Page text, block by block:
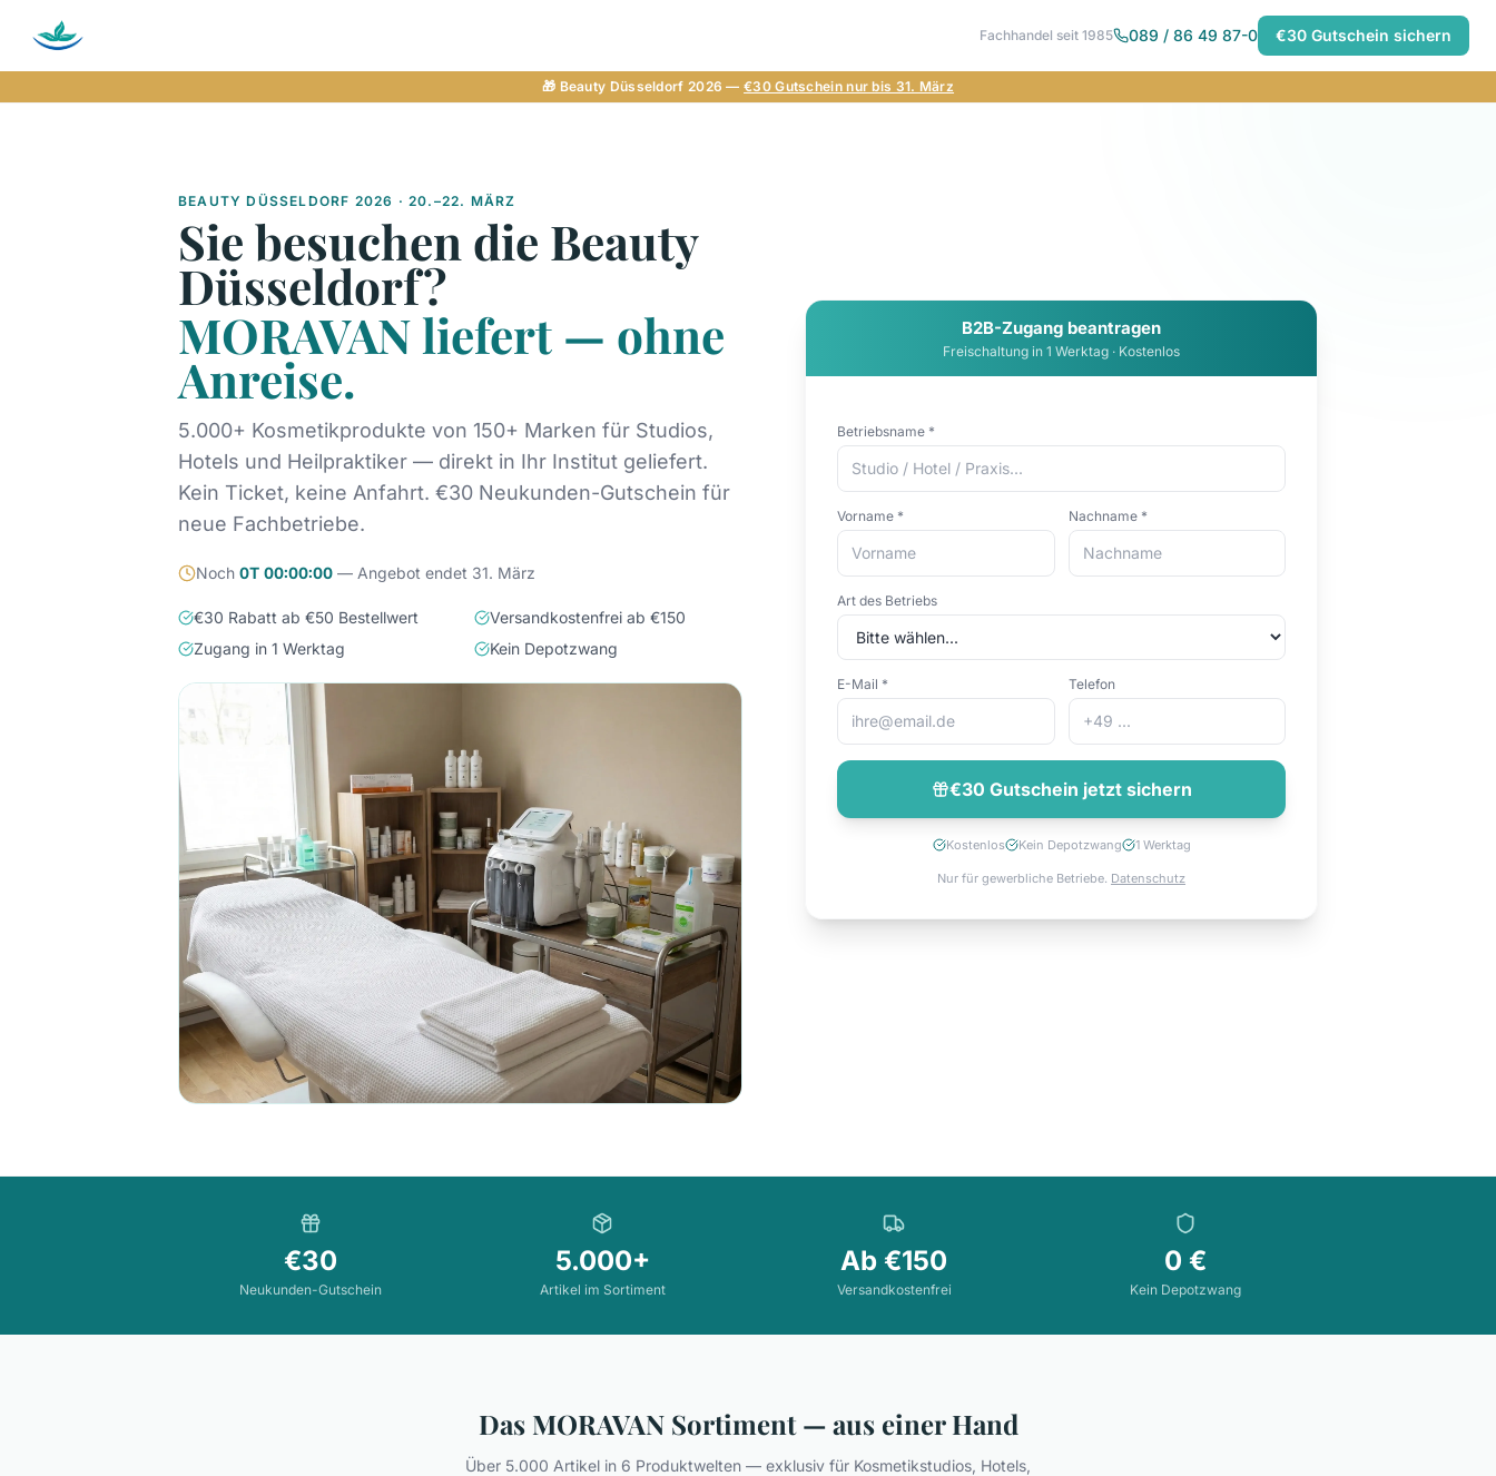
Fachhandel seit 1985 089 / 86 49 87-0 €30 Gutschein sichern
🎁 Beauty Düsseldorf 2026 —€30 Gutschein nur bis 31. März
BEAUTY DÜSSELDORF 2026 · 20.–22. MÄRZ
Sie besuchen die Beauty
Düsseldorf?
MORAVAN liefert — ohne
Anreise.
5.000+ Kosmetikprodukte von 150+ Marken für Studios,
Hotels und Heilpraktiker — direkt in Ihr Institut geliefert.
Kein Ticket, keine Anfahrt. €30 Neukunden-Gutschein für
neue Fachbetriebe.
Noch 0T 00:00:00 — Angebot endet 31. März
€30 Rabatt ab €50 Bestellwert
Versandkostenfrei ab €150
Zugang in 1 Werktag
Kein Depotzwang
B2B-Zugang beantragen
Freischaltung in 1 Werktag · Kostenlos
Betriebsname *
Vorname * Nachname *
Art des Betriebs
E-Mail * Telefon
€30 Gutschein jetzt sichern
Kostenlos Kein Depotzwang 1 Werktag
Nur für gewerbliche Betriebe. Datenschutz
€30
Neukunden-Gutschein
5.000+
Artikel im Sortiment
Ab €150
Versandkostenfrei
0 €
Kein Depotzwang
Das MORAVAN Sortiment — aus einer Hand
Über 5.000 Artikel in 6 Produktwelten — exklusiv für Kosmetikstudios, Hotels,